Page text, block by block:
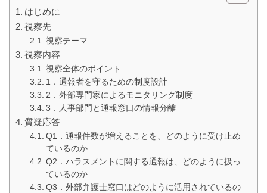
はじめに
視察先
視察テーマ
視察内容
視察全体のポイント
1．通報者を守るための制度設計
2．外部専門家によるモニタリング制度
3．人事部門と通報窓口の情報分離
質疑応答
Q1．通報件数が増えることを、どのように受け止め
ているのか
Q2．ハラスメントに関する通報は、どのように扱っ
ているのか
Q3．外部弁護士窓口はどのように活用されているの